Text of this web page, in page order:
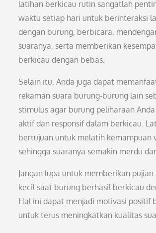
latihan berkicau rutin sangatlah
waktu setiap hari untuk berinteraksi
dengan burung, berbicara,
suaranya, serta memberikan
berkicau dengan bebas.
Selain itu, Anda juga dapat
rekaman suara burung-burung lain
stimulus agar burung peliharaan
aktif dan responsif dalam berkicau.
bertujuan untuk melatih kemampuan
sehingga suaranya semakin merdu
Jangan lupa untuk memberikan
kecil saat burung berhasil berkicau
Hal ini dapat menjadi motivasi positif
untuk terus meningkatkan kualitas